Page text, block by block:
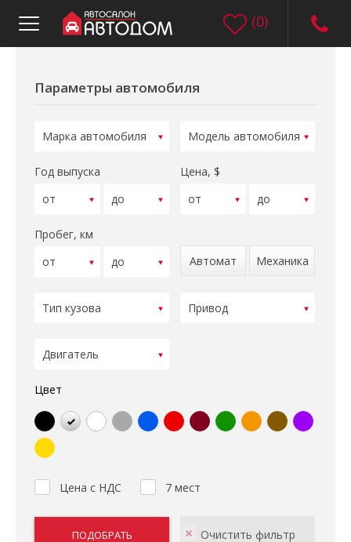
(0)
Параметры автомобиля
Год выпуска Цена, $
Пробег, км
Автомат
Механика
Цвет
Цена с НДС 7 мест